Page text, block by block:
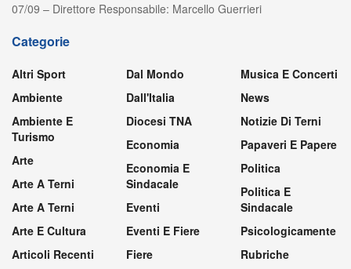
07/09 – Direttore Responsabile: Marcello Guerrieri
Categorie
Altri Sport
Ambiente
Ambiente E
Turismo
Arte
Arte A Terni
Arte A Terni
Arte E Cultura
Articoli Recenti
Dal Mondo
Dall'Italia
Diocesi TNA
Economia
Economia E
Sindacale
Eventi
Eventi E Fiere
Fiere
Musica E Concerti
News
Notizie Di Terni
Papaveri E Papere
Politica
Politica E
Sindacale
Psicologicamente
Rubriche